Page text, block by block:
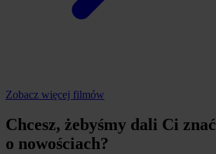
Zobacz więcej filmów
Chcesz, żebyśmy dali Ci znać
o nowościach?